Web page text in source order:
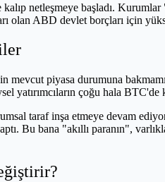
netleşmeye başladı.
olan ABD devlet borçları için
mevcut piyasa durumuna
yatırımcıların çoğu hala
taraf inşa etmeye devam
Bu bana "akıllı paranın",